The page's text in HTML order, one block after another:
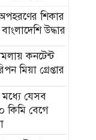
শিকার
উদ্ধার
কনটেন্ট
মিয়া গ্রেপ্তার
মধ্যে যেসব
কিমি বেগে